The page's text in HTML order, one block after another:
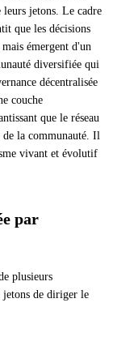
jetons. Le cadre
que les décisions
émergent d'un
diversifiée qui
décentralisée
couche
que le réseau
la communauté. Il
vivant et évolutif
par
plusieurs
jetons de diriger le